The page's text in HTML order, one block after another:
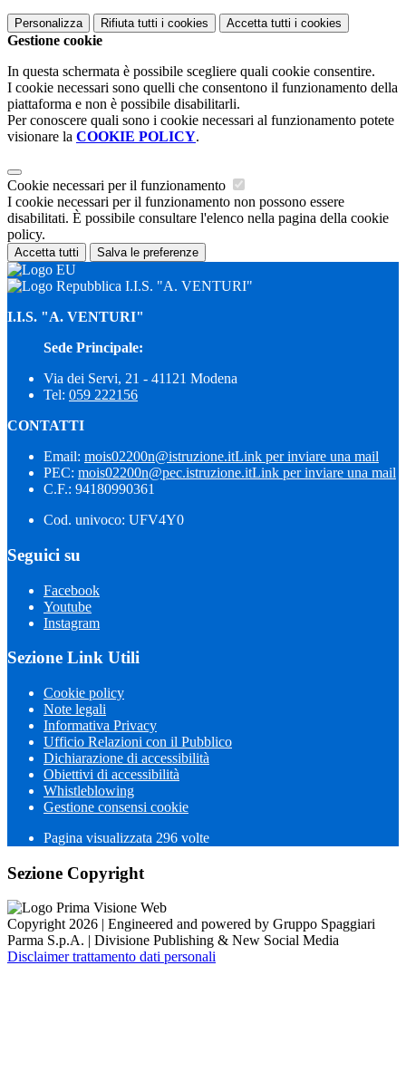
Personalizza Rifiuta tutti i cookies Accetta tutti i cookies
Gestione cookie
In questa schermata è possibile scegliere quali cookie consentire.
I cookie necessari sono quelli che consentono il funzionamento della
piattaforma e non è possibile disabilitarli.
Per conoscere quali sono i cookie necessari al funzionamento potete
visionare la COOKIE POLICY.
Cookie necessari per il funzionamento
I cookie necessari per il funzionamento non possono essere
disabilitati. È possibile consultare l'elenco nella pagina della cookie
policy.
Accetta tutti Salva le preferenze
I.I.S. "A. VENTURI"
I.I.S. "A. VENTURI"
Sede Principale:
Via dei Servi, 21 - 41121 Modena
Tel: 059 222156
CONTATTI
Email: mois02200n@istruzione.itLink per inviare una mail
PEC: mois02200n@pec.istruzione.itLink per inviare una mail
C.F.: 94180990361
Cod. univoco: UFV4Y0
Seguici su
Facebook
Youtube
Instagram
Sezione Link Utili
Cookie policy
Note legali
Informativa Privacy
Ufficio Relazioni con il Pubblico
Dichiarazione di accessibilità
Obiettivi di accessibilità
Whistleblowing
Gestione consensi cookie
Pagina visualizzata 296 volte
Sezione Copyright
Copyright 2026 | Engineered and powered by Gruppo Spaggiari
Parma S.p.A. | Divisione Publishing & New Social Media
Disclaimer trattamento dati personali